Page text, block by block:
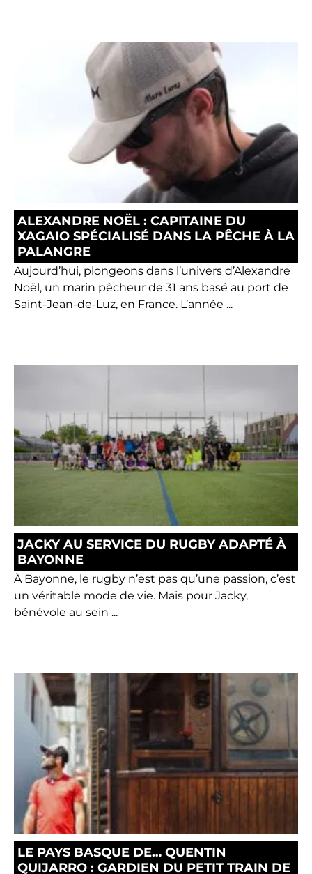
ALEXANDRE NOËL : CAPITAINE DU
XAGAIO SPÉCIALISÉ DANS LA PÊCHE À LA
PALANGRE
Aujourd’hui, plongeons dans l’univers d’Alexandre
Noël, un marin pêcheur de 31 ans basé au port de
Saint-Jean-de-Luz, en France. L’année ...
JACKY AU SERVICE DU RUGBY ADAPTÉ À
BAYONNE
À Bayonne, le rugby n’est pas qu’une passion, c’est
un véritable mode de vie. Mais pour Jacky,
bénévole au sein ...
LE PAYS BASQUE DE… QUENTIN
QUIJARRO : GARDIEN DU PETIT TRAIN DE